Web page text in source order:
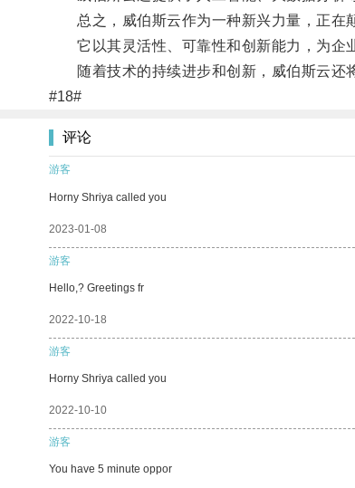
总之，威伯斯云作为一种新兴力量，正在
它以其灵活性、可靠性和创新能力，为企
随着技术的持续进步和创新，威伯斯云还
#18#
评论
游客
Horny Shriya called you
2023-01-08
游客
Hello,? Greetings fr
2022-10-18
游客
Horny Shriya called you
2022-10-10
游客
You have 5 minute oppor